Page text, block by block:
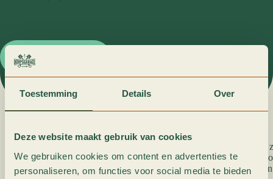
Toestemming Details Over
Deze website maakt gebruik van cookies
We gebruiken cookies om content en advertenties te
personaliseren, om functies voor social media te bieden
Neem contact op
De internet meeneemprijs is de handelsprijs van de
wordt de auto met een geldige APK afgeleverd en inruil
mogelijk tegen handelsprijs. U betaald geen